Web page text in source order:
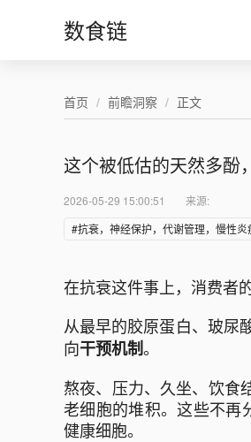
数食链
首页 / 前瞻洞察 / 正文
这个被低估的天然多酚
2026-05-29 15:00:51
来源:
#抗衰，神经保护，代谢管理，慢性炎
在抗衰这件事上，消费者
从最早的胶原蛋白、玻尿
向干预机制。
熬夜、压力、久坐、饮食
老细胞的堆积。这些不再
健康细胞。